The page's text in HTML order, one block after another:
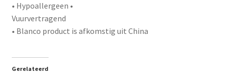
• Hypoallergeen •
Vuurvertragend
• Blanco product is afkomstig uit China
Gerelateerd